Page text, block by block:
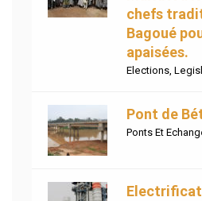
chefs
Bagoué
apaisées.
Elections,
Pont de
Ponts Et